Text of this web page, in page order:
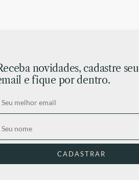
novidades, cadastre seu
e fique por dentro.